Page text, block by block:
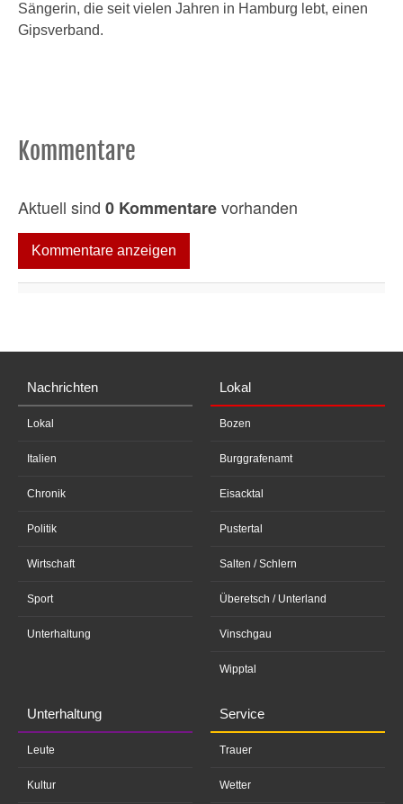
Sängerin, die seit vielen Jahren in Hamburg lebt, einen
Gipsverband.
Kommentare
Aktuell sind 0 Kommentarevorhanden
Kommentare anzeigen
Nachrichten
Lokal
Italien
Chronik
Politik
Wirtschaft
Sport
Unterhaltung
Lokal
Bozen
Burggrafenamt
Eisacktal
Pustertal
Salten / Schlern
Überetsch / Unterland
Vinschgau
Wipptal
Unterhaltung
Leute
Kultur
Service
Trauer
Wetter